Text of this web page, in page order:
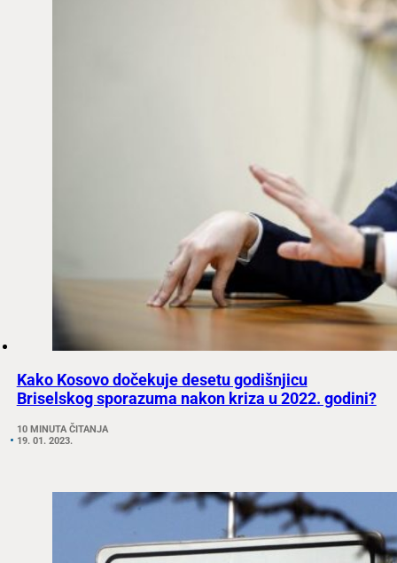
Kako Kosovo dočekuje desetu godišnjicu
Briselskog sporazuma nakon kriza u 2022. godini?
10 MINUTA ČITANJA
19. 01. 2023.